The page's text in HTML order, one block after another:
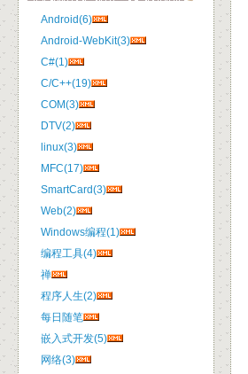
Android(6)
Android-WebKit(3)
C#(1)
C/C++(19)
COM(3)
DTV(2)
linux(3)
MFC(17)
SmartCard(3)
Web(2)
Windows编程(1)
编程工具(4)
禅
程序人生(2)
每日随笔
嵌入式开发(5)
网络(3)